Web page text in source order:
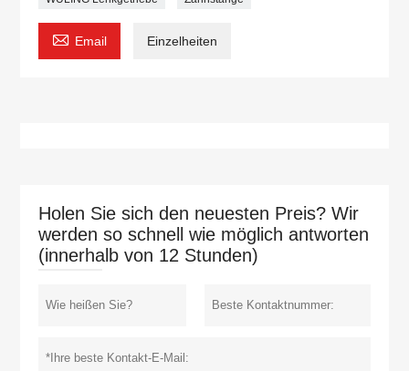
 Email Einzelheiten
Holen Sie sich den neuesten Preis? Wir
werden so schnell wie möglich antworten
(innerhalb von 12 Stunden)